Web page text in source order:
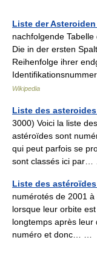
Liste der
nachfolgende
Die in der ersten
Reihenfolge ihrer
Wikipedia
Liste des asteroides
3000) Voici la liste
astéroïdes sont
qui peut parfois se
sont classés ici
Liste des astéroïdes
numérotés de 2001
lorsque leur orbite
longtemps après leur
numéro et donc… …